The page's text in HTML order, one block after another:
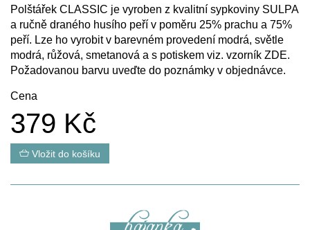
Polštářek CLASSIC je vyroben z kvalitní sypkoviny SULPA
a ručně draného husího peří v poměru 25% prachu a 75%
peří. Lze ho vyrobit v barevném provedení modrá, světle
modrá, růžová, smetanová a s potiskem viz. vzorník ZDE.
Požadovanou barvu uveďte do poznámky v objednávce.
Cena
379 Kč
Vložit do košíku